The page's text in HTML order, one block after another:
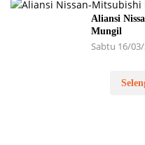
Aliansi
Mungil
Sabtu 16/